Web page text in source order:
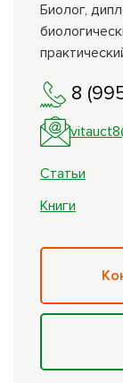
Биолог,
8
Статьи
Книги